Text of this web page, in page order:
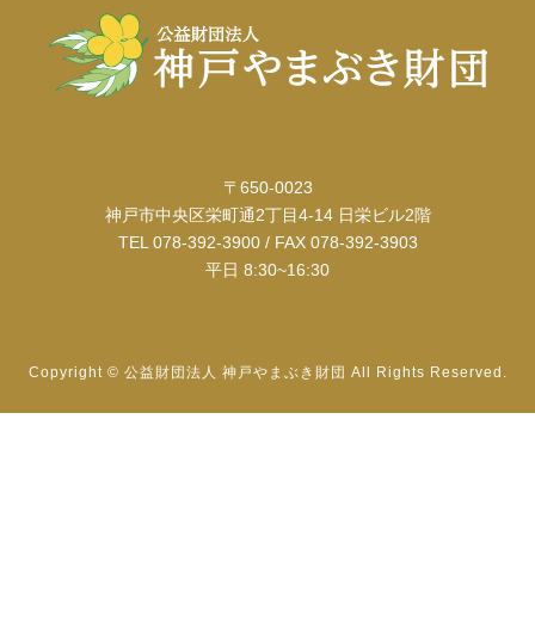
〒650-0023
神戸市中央区栄町通2丁目4-14 日栄ビル2階
TEL 078-392-3900 / FAX 078-392-3903
平日 8:30~16:30
Copyright © 公益財団法人 神戸やまぶき財団 All Rights Reserved.